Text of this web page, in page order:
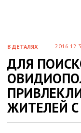
В ДЕТАЛЯХ
ДЛЯ
ЖИТЕЛЕЙ